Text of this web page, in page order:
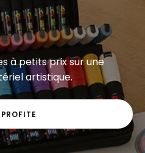
à petits prix sur une
artistique.